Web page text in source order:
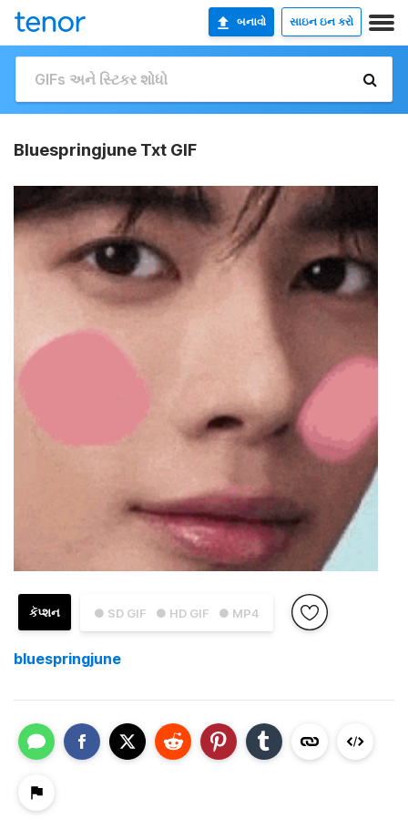
બનાવો સાઇન ઇન કરો
Bluespringjune Txt GIF
● SD GIF ● HD GIF ● MP4
કૅપ્શન
bluespringjune